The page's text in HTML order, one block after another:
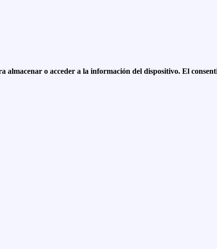
almacenar o acceder a la información del dispositivo. El